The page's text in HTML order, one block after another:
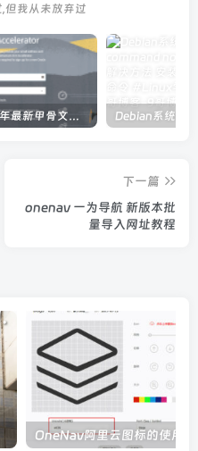
但我从未放弃过
2024年最新甲骨文注册及申请免费 VPS 教程
下一篇
onenav 一为导航 新版本批
量导入网址教程
OneNav阿里云图标的使用